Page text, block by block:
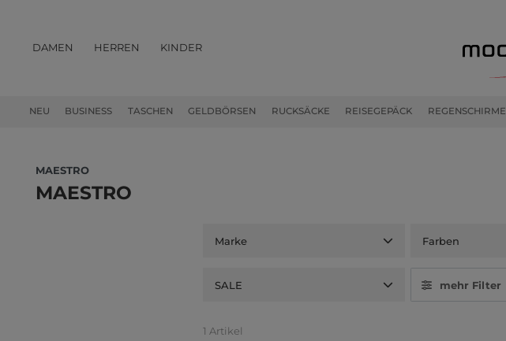
DAMEN HERREN KINDER
NEU BUSINESS TASCHEN GELDBÖRSEN RUCKSÄCKE REISEGEPÄCK REGENSCHIRME
MAESTRO
MAESTRO
Marke Farben
SALE mehr Filter
1 Artikel